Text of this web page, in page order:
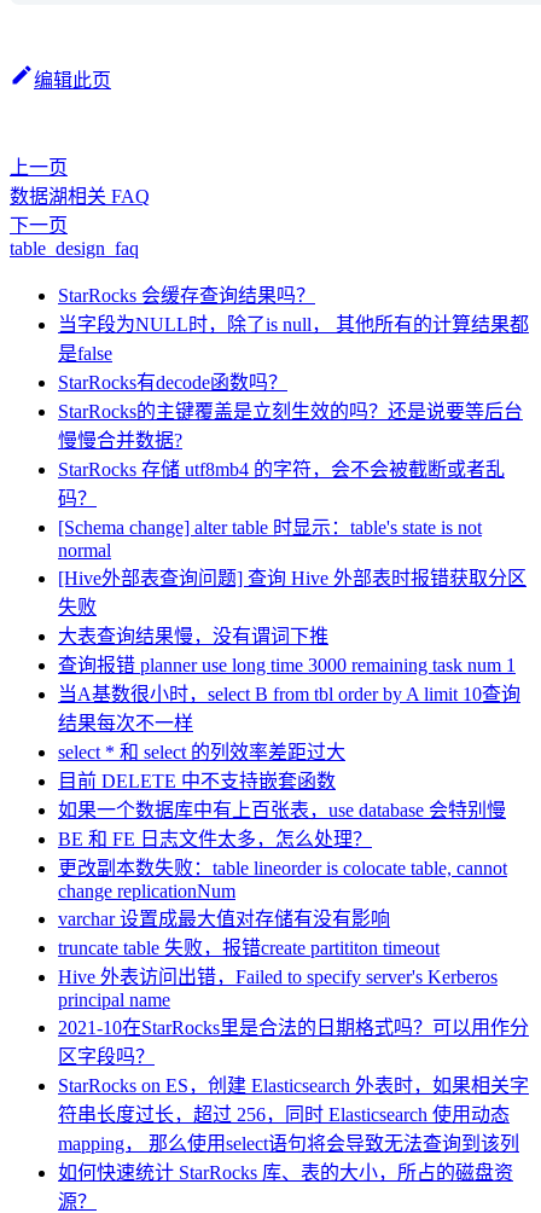
编辑此页
上一页
数据湖相关 FAQ
下一页
table_design_faq
StarRocks 会缓存查询结果吗？
当字段为NULL时，除了is null， 其他所有的计算结果都
是false
StarRocks有decode函数吗？
StarRocks的主键覆盖是立刻生效的吗？还是说要等后台
慢慢合并数据?
StarRocks 存储 utf8mb4 的字符，会不会被截断或者乱
码？
[Schema change] alter table 时显示：table's state is not
normal
[Hive外部表查询问题] 查询 Hive 外部表时报错获取分区
失败
大表查询结果慢，没有谓词下推
查询报错 planner use long time 3000 remaining task num 1
当A基数很小时，select B from tbl order by A limit 10查询
结果每次不一样
select * 和 select 的列效率差距过大
目前 DELETE 中不支持嵌套函数
如果一个数据库中有上百张表，use database 会特别慢
BE 和 FE 日志文件太多，怎么处理？
更改副本数失败：table lineorder is colocate table, cannot
change replicationNum
varchar 设置成最大值对存储有没有影响
truncate table 失败，报错create partititon timeout
Hive 外表访问出错，Failed to specify server's Kerberos
principal name
2021-10在StarRocks里是合法的日期格式吗？可以用作分
区字段吗？
StarRocks on ES，创建 Elasticsearch 外表时，如果相关字
符串长度过长，超过 256，同时 Elasticsearch 使用动态
mapping， 那么使用select语句将会导致无法查询到该列
如何快速统计 StarRocks 库、表的大小，所占的磁盘资
源？